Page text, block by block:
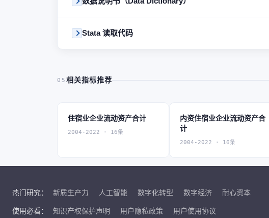
Stata 读取代码
05 相关指标推荐
住宿业企业流动资产合计
2004-2022 · 16条
内资住宿业企业流动资产合
计
2004-2022 · 16条
热门研究： 新质生产力 人工智能 数字化转型 数字经济 耐心资本
使用必看： 知识产权保护声明 用户隐私政策 用户使用协议